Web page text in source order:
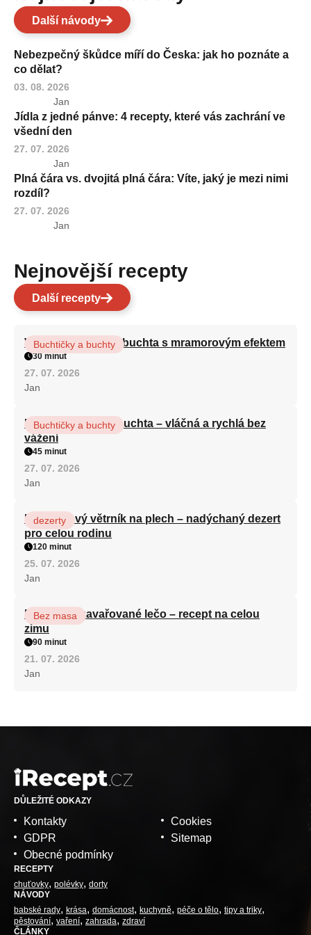
Další návody
Nebezpečný škůdce míří do Česka: jak ho poznáte a
co dělat?
03. 08. 2026
Jan
Jídla z jedné pánve: 4 recepty, které vás zachrání ve
všední den
27. 07. 2026
Jan
Plná čára vs. dvojitá plná čára: Víte, jaký je mezi nimi
rozdíl?
27. 07. 2026
Jan
Nejnovější recepty
Další recepty
Vláčná olejová litá buchta s mramorovým efektem
Buchtičky a buchty
30 minut
27. 07. 2026
Jan
Hrnková maková buchta – vláčná a rychlá bez
vážení
Buchtičky a buchty
45 minut
27. 07. 2026
Jan
Karamelový větrník na plech – nadýchaný dezert
pro celou rodinu
dezerty
120 minut
25. 07. 2026
Jan
Babiččino zavařované lečo – recept na celou
zimu
Bez masa
90 minut
21. 07. 2026
Jan
DŮLEŽITÉ ODKAZY
Kontakty
GDPR
Obecné podmínky
Cookies
Sitemap
RECEPTY
chuťovky polévky dorty
NÁVODY
babské rady
krása domácnost kuchyně péče o tělo tipy a triky
pěstování vaření zahrada zdraví
ČLÁNKY